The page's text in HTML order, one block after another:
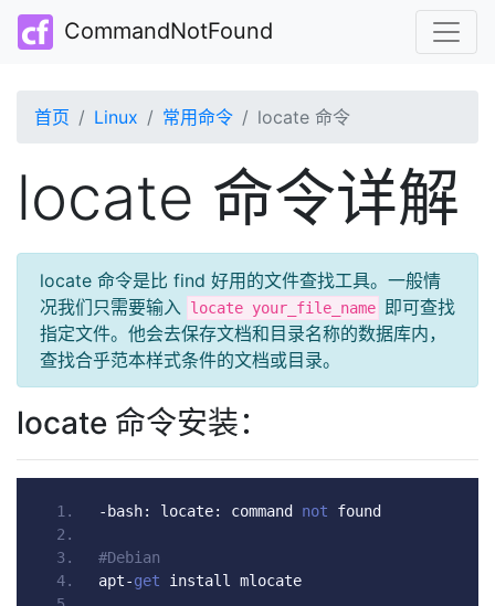
CommandNotFound
首页 Linux 常用命令 locate 命令
locate 命令详解
locate 命令是比 find 好用的文件查找工具。一般情
况我们只需要输入
locate your_file_name 即可查找
指定文件。他会去保存文档和目录名称的数据库内，
查找合乎范本样式条件的文档或目录。
locate 命令安装：
- bash: locate: command not found
#Debian
apt-get install mlocate